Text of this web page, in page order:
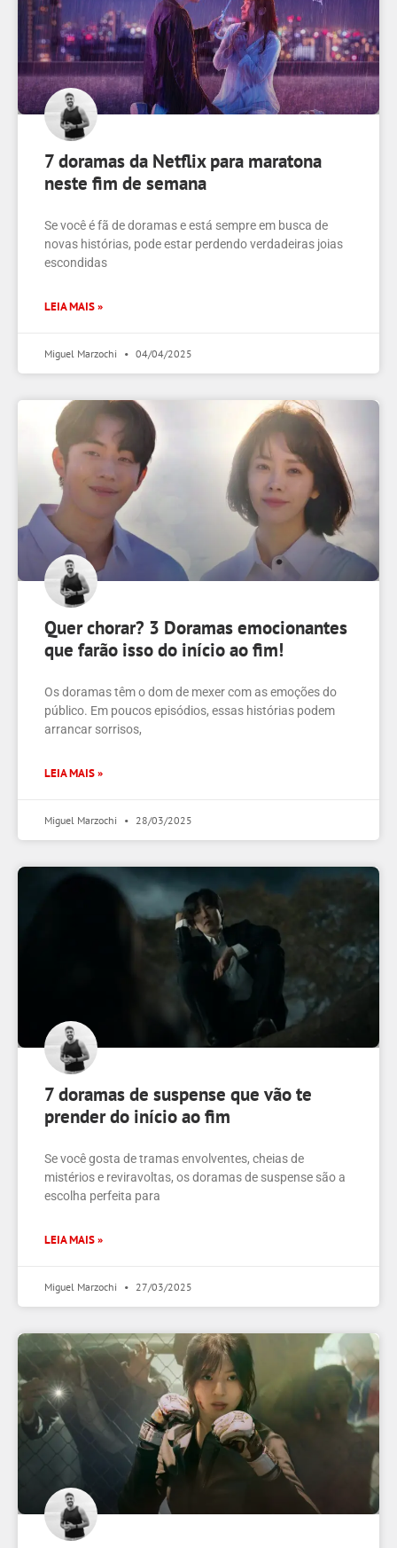
7 doramas da Netflix para maratona
neste fim de semana
Se você é fã de doramas e está sempre em busca de
novas histórias, pode estar perdendo verdadeiras joias
escondidas
LEIA MAIS »
Miguel Marzochi 04/04/2025
Quer chorar? 3 Doramas emocionantes
que farão isso do início ao fim!
Os doramas têm o dom de mexer com as emoções do
público. Em poucos episódios, essas histórias podem
arrancar sorrisos,
LEIA MAIS »
Miguel Marzochi 28/03/2025
7 doramas de suspense que vão te
prender do início ao fim
Se você gosta de tramas envolventes, cheias de
mistérios e reviravoltas, os doramas de suspense são a
escolha perfeita para
LEIA MAIS »
Miguel Marzochi 27/03/2025